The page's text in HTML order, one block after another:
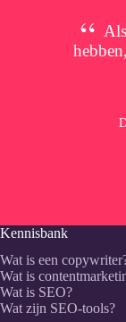
Kennisbank
Wat is een
Wat is
Wat is SEO?
Wat zijn SEO-tools?